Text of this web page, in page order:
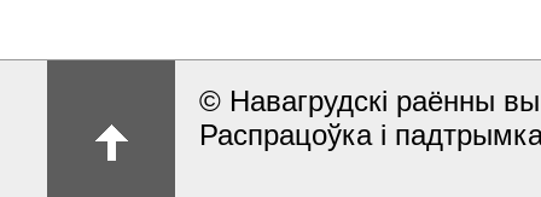
© Навагрудскі раённы
Распрацоўка і